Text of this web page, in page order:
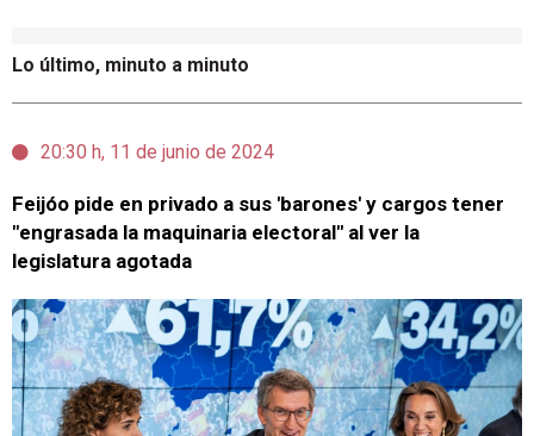
Lo último, minuto a minuto
20:30 h, 11 de junio de 2024
Feijóo pide en privado a sus 'barones' y cargos tener
"engrasada la maquinaria electoral" al ver la
legislatura agotada